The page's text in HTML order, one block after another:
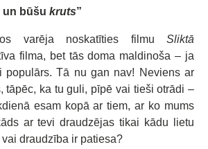
un būšu kruts”
varēja noskatīties filmu Sliktā
filma, bet tās doma maldinoša – ja
populārs. Tā nu gan nav! Neviens ar
tāpēc, ka tu guli, pīpē vai tieši otrādi –
esam kopā ar tiem, ar ko mums
ar tevi draudzējas tikai kādu lietu
draudzība ir patiesa?